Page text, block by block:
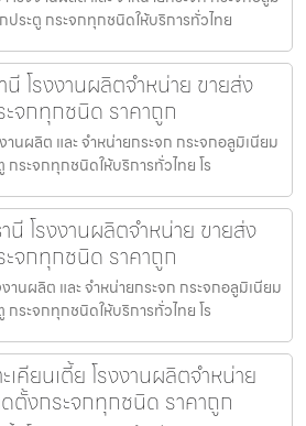
ประตู กระจกทุกชนิดให้บริการทั่วไทย
นี โรงงานผลิตจำหน่าย ขายส่ง
จกทุกชนิด ราคาถูก
านผลิต และ จำหน่ายกระจก กระจกอลูมิเนียม
กระจกทุกชนิดให้บริการทั่วไทย โร
นี โรงงานผลิตจำหน่าย ขายส่ง
จกทุกชนิด ราคาถูก
านผลิต และ จำหน่ายกระจก กระจกอลูมิเนียม
กระจกทุกชนิดให้บริการทั่วไทย โร
คียนเตี้ย โรงงานผลิตจำหน่าย
ตั้งกระจกทุกชนิด ราคาถูก